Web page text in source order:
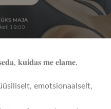
𝐤𝐮𝐢𝐝𝐚𝐬 𝐦𝐞 𝐞𝐥𝐚𝐦𝐞.
emotsionaalselt,